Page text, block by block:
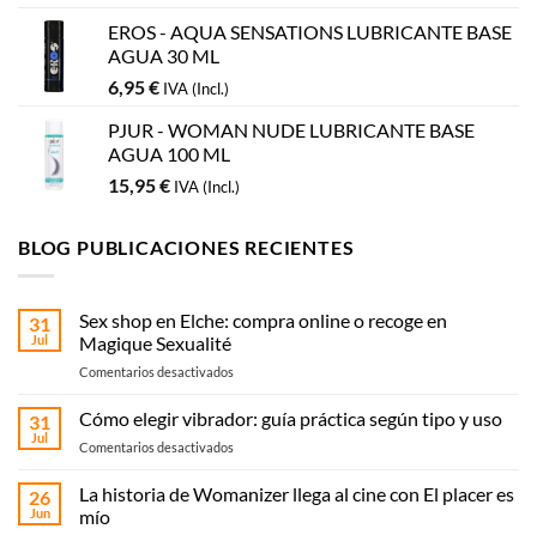
EROS - AQUA SENSATIONS LUBRICANTE BASE
AGUA 30 ML
6,95€ IVA (Incl.)
PJUR - WOMAN NUDE LUBRICANTE BASE
AGUA 100 ML
15,95€ IVA (Incl.)
BLOG PUBLICACIONES RECIENTES
31
Jul
Sex shop en Elche: compra online o recoge en
Magique Sexualité
Comentarios desactivadosen
shop
Elche:
online
31
Jul
Cómo elegir vibrador: guía práctica según tipo y uso
Comentarios desactivadosen
elegir
26
Jun
La historia de Womanizer llega al cine con El placer es
mío